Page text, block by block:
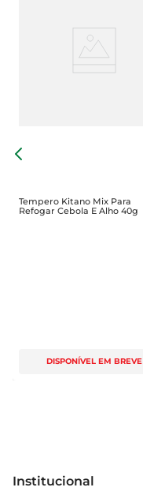
Tempero Kitano Mix Para
Refogar Cebola E Alho 40g
DISPONÍVEL EM BREVE
Institucional